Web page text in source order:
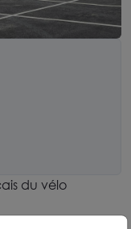
du vélo